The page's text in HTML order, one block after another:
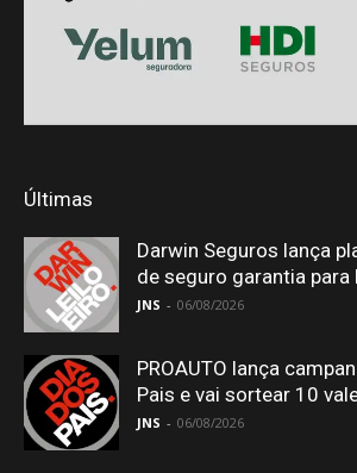
Últimas
Darwin Seguros lança
de seguro garantia para
JNS - 06/08/2026
PROAUTO lança
Pais e vai sortear 10
JNS - 06/08/2026